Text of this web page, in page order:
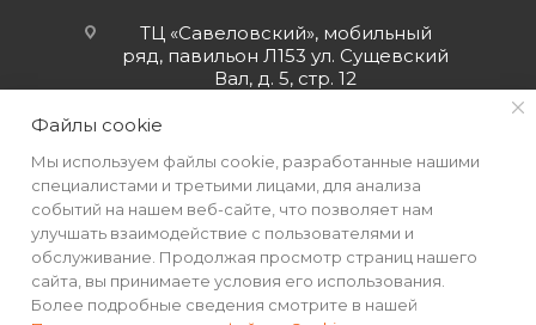
ТЦ «Савеловский», мобильный
ряд, павильон Л153 ул. Сущевский
Вал, д. 5, стр. 12
Файлы cookie
Мы используем файлы cookie, разработанные нашими
специалистами и третьими лицами, для анализа
событий на нашем веб-сайте, что позволяет нам
улучшать взаимодействие с пользователями и
обслуживание. Продолжая просмотр страниц нашего
сайта, вы принимаете условия его использования.
Более подробные сведения смотрите в нашей